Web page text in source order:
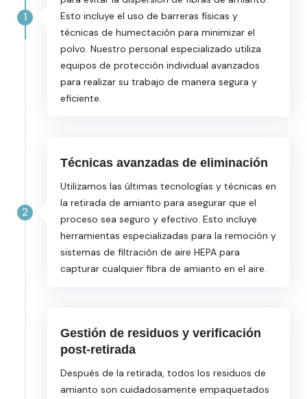
Esto incluye el uso de barreras físicas y
técnicas de humectación para minimizar el
polvo. Nuestro personal especializado utiliza
equipos de protección individual avanzados
para realizar su trabajo de manera segura y
eficiente.
1
Técnicas avanzadas de eliminación
Utilizamos las últimas tecnologías y técnicas en
la retirada de amianto para asegurar que el
proceso sea seguro y efectivo. Esto incluye
herramientas especializadas para la remoción y
sistemas de filtración de aire HEPA para
capturar cualquier fibra de amianto en el aire.
2
Gestión de residuos y verificación
post-retirada
Después de la retirada, todos los residuos de
amianto son cuidadosamente empaquetados